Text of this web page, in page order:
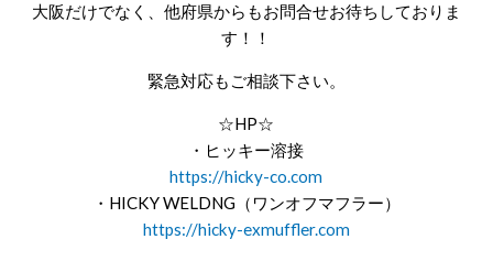
大阪だけでなく、他府県からもお問合せお待ちしておりま
す！！
緊急対応もご相談下さい。
☆HP☆
・ヒッキー溶接
https://hicky-co.com
・HICKY WELDNG（ワンオフマフラー）
https://hicky-exmuffler.com